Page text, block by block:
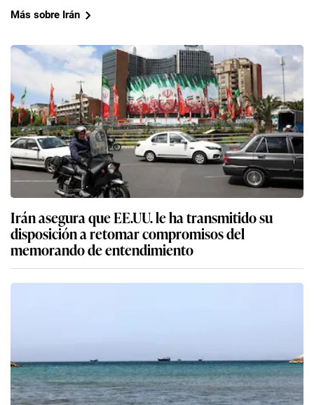
Más sobre Irán
Irán asegura que EE.UU. le ha transmitido su
disposición a retomar compromisos del
memorando de entendimiento